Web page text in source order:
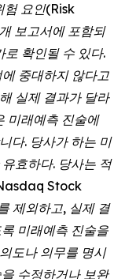
험 요인(Risk
보고서에 포함되
로 확인될 수 있다.
중대하지 않다고
실제 결과가 달라
미래예측 진술에
다. 당사가 하는 미
효하다. 당사는 적
Stock
제외하고, 실제 결
미래예측 진술을
도나 의무를 명시
수정하거나 보완